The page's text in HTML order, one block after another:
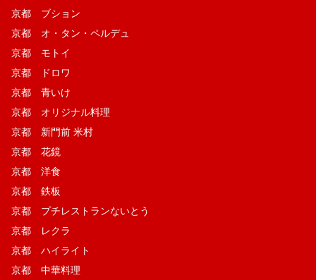
京都 ブション
京都 オ・タン・ペルデュ
京都 モトイ
京都 ドロワ
京都 青いけ
京都 オリジナル料理
京都 新門前 米村
京都 花鏡
京都 洋食
京都 鉄板
京都 プチレストランないとう
京都 レクラ
京都 ハイライト
京都 中華料理